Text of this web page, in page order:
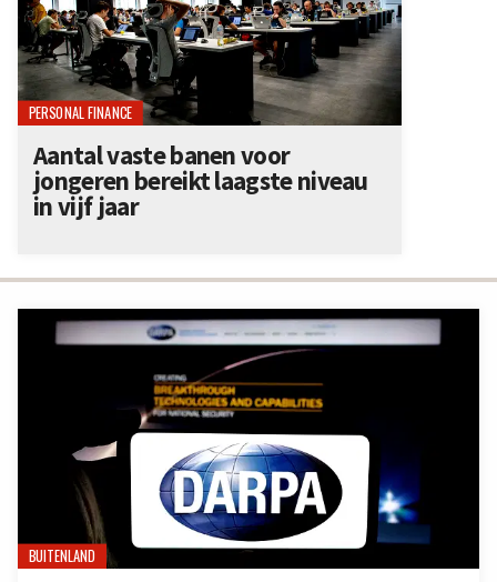
BUITENLAND
PERSONAL FINANCE
Aantal vaste banen voor
jongeren bereikt laagste niveau
in vijf jaar